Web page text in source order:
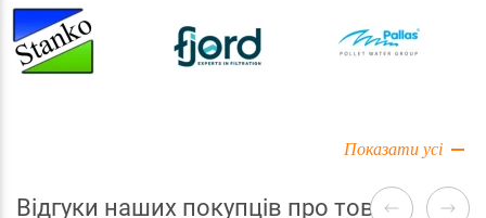
Показати усі
Відгуки наших покупців про товари